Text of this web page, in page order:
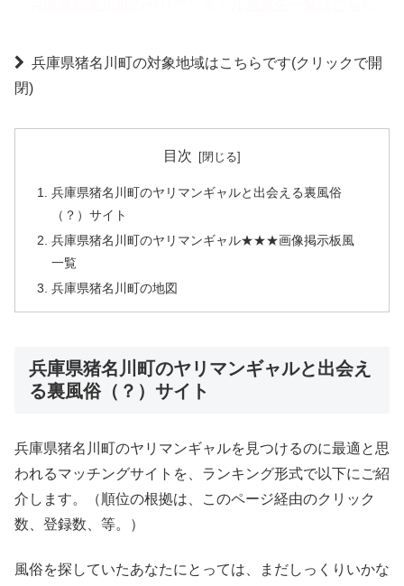
兵庫県猪名川町の対象地域はこちらです(クリックで開
閉)
目次
兵庫県猪名川町のヤリマンギャルと出会える裏風俗
（？）サイト
兵庫県猪名川町のヤリマンギャル★★★画像掲示板風
一覧
兵庫県猪名川町の地図
兵庫県猪名川町のヤリマンギャルと出会え
る裏風俗（？）サイト
兵庫県猪名川町のヤリマンギャルを見つけるのに最適と思
われるマッチングサイトを、ランキング形式で以下にご紹
介します。（順位の根拠は、このページ経由のクリック
数、登録数、等。）
風俗を探していたあなたにとっては、まだしっくりいかな